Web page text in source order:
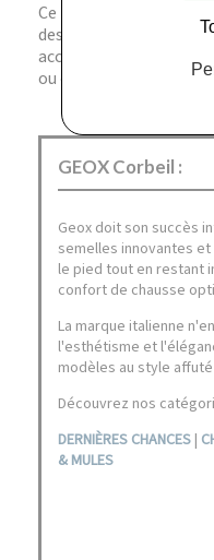
Ce portefeuille est-il
design épuré et sa
accessoire élégant,
ou casual chic.
GEOX Corbeil :
Geox doit son succès
semelles innovantes
le pied tout en restant
confort de chausse
La marque italienne
l'esthétisme et
modèles au style
Découvrez nos
DERNIÈRES CHANCES |
& MULES